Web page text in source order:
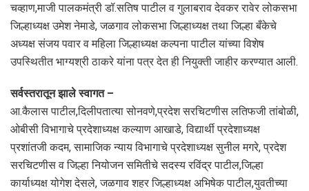
चव्हाण,माजी पालकमंत्री डॉ.सतिष पाटील व गुलाबराव देवकर रावेर लोकसभा
जिल्हाध्यक्ष उमेश नेमाडे, जळगाव लोकसभा जिल्हाध्यक्ष तथा जिल्हा बँकेचे
अध्यक्ष संजय पवार व महिला जिल्हाध्यक्ष कल्पना पाटील यांच्या विशेष
उपस्थितीत भाग्यश्री ठाकरे यांना पत्र देत ही नियुक्ती जाहीर करण्यात आली.
सर्वस्तरातून झाले स्वागत –
आ.कैलास पाटील,दिलीपतात्या सोनवणे,प्रदेश सरचिटणीस लतिफजी तांबोळी,
ओबीसी विभागाचे प्रदेशाध्यक्ष कल्याण आखाडे, विद्यार्थी प्रदेशाध्यक्ष
प्रशांतजी कदम, सामाजिक न्याय विभागाचे प्रदेशाध्यक्ष सुनील मगरे, प्रदेश
सरचिटणीस व जिल्हा नियोजन समितीचे सदस्य रविंद्र पाटील,जिल्हा
कार्याध्यक्ष योगेश देसले, जळगाव शहर जिल्हाध्यक्ष अभिषेक पाटील,युवतीच्या